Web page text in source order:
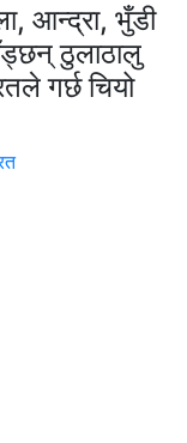
आन्द्रा, भुँडी
ठुलाठालु
गर्छ चियो